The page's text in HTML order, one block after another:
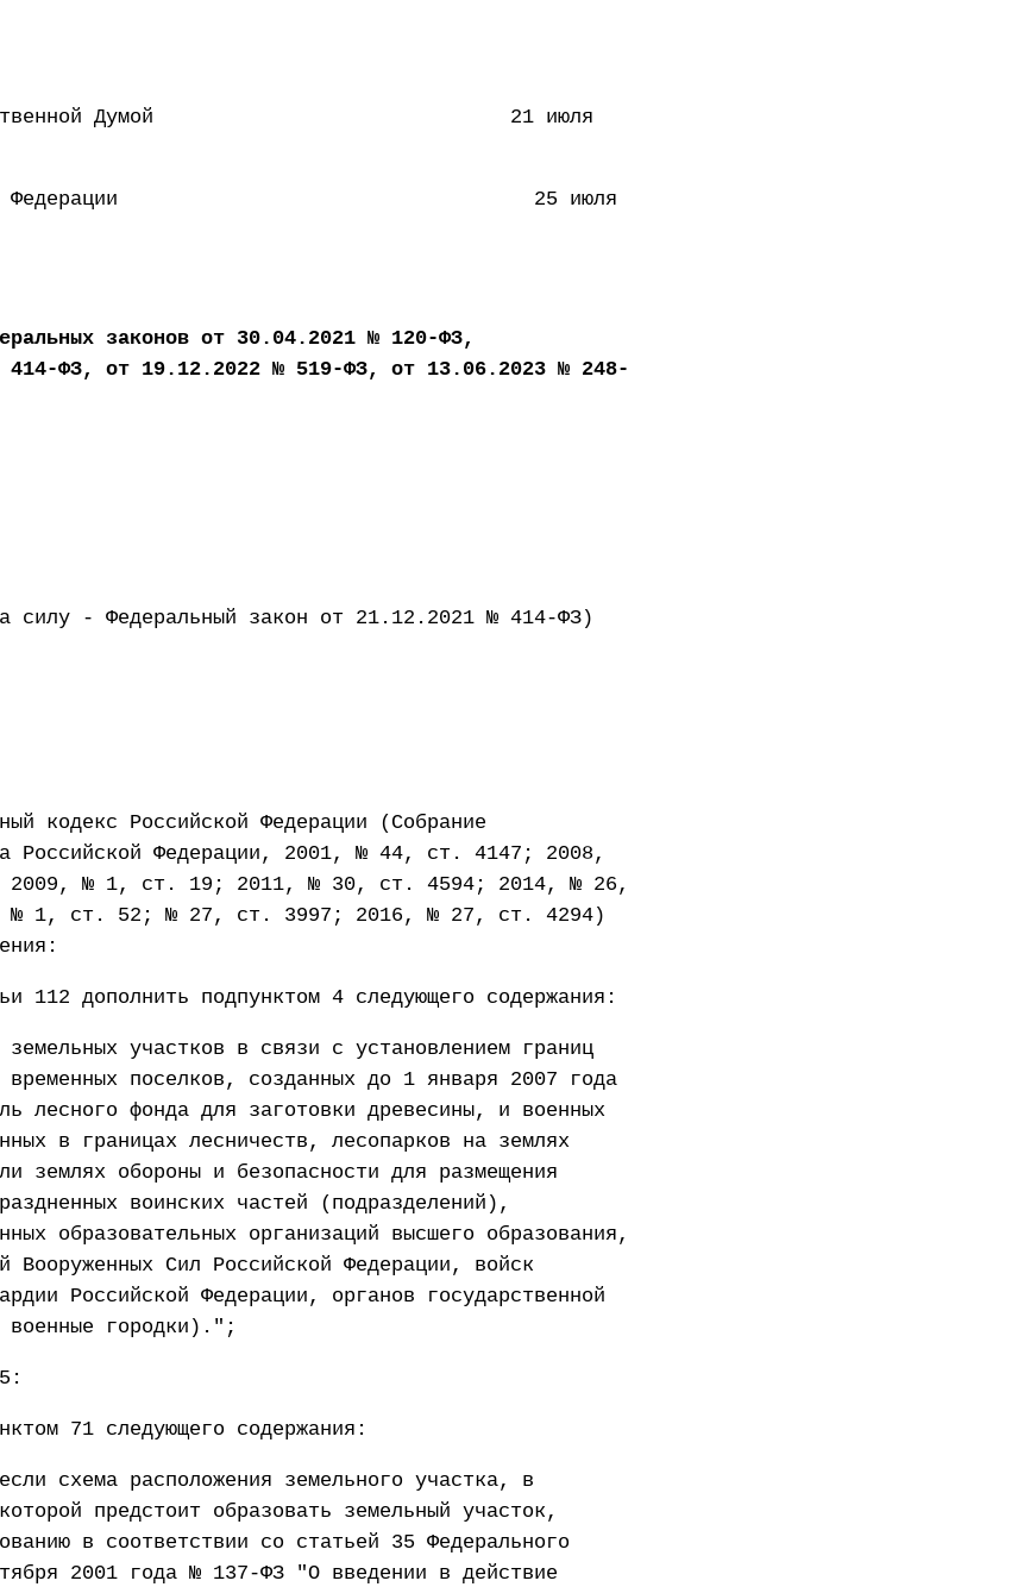
Думой 21 июля
Советом Федерации 25 июля
законов от 30.04.2021 № 120-ФЗ,
414-ФЗ, от 19.12.2022 № 519-ФЗ, от 13.06.2023 № 248-
силу - Федеральный закон от 21.12.2021 № 414-ФЗ)
кодекс Российской Федерации (Собрание
Российской Федерации, 2001, № 44, ст. 4147; 2008,
2009, № 1, ст. 19; 2011, № 30, ст. 4594; 2014, № 26,
№ 1, ст. 52; № 27, ст. 3997; 2016, № 27, ст. 4294)
112 дополнить подпунктом 4 следующего содержания:
участков в связи с установлением границ
временных поселков, созданных до 1 января 2007 года
лесного фонда для заготовки древесины, и военных
в границах лесничеств, лесопарков на землях
землях обороны и безопасности для размещения
воинских частей (подразделений),
образовательных организаций высшего образования,
Вооруженных Сил Российской Федерации, войск
Российской Федерации, органов государственной
городки).";
71 следующего содержания:
схема расположения земельного участка, в
предстоит образовать земельный участок,
в соответствии со статьей 35 Федерального
2001 года № 137-ФЗ "О введении в действие